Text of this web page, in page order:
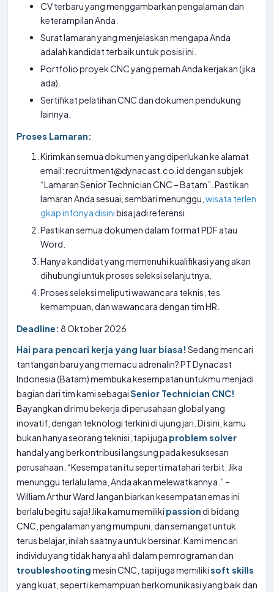
CV terbaru yang menggambarkan pengalaman dan
keterampilan Anda.
Surat lamaran yang menjelaskan mengapa Anda
adalah kandidat terbaik untuk posisi ini.
Portfolio proyek CNC yang pernah Anda kerjakan (jika
ada).
Sertifikat pelatihan CNC dan dokumen pendukung
lainnya.
Proses Lamaran:
Kirimkan semua dokumen yang diperlukan ke alamat
email: recruitment@dynacast.co.id dengan subjek
“Lamaran Senior Technician CNC – Batam”. Pastikan
lamaran Anda sesuai, sembari menunggu,wisata terlen
gkap infonya disinibisa jadi referensi.
Pastikan semua dokumen dalam format PDF atau
Word.
Hanya kandidat yang memenuhi kualifikasi yang akan
dihubungi untuk proses seleksi selanjutnya.
Proses seleksi meliputi wawancara teknis, tes
kemampuan, dan wawancara dengan tim HR.
Deadline: 8 Oktober 2026
Hai para pencari kerja yang luar biasa! Sedang mencari
tantangan baru yang memacu adrenalin? PT Dynacast
Indonesia (Batam) membuka kesempatan untukmu menjadi
bagian dari tim kami sebagaiSenior Technician CNC!
Bayangkan dirimu bekerja di perusahaan global yang
inovatif, dengan teknologi terkini di ujung jari. Di sini, kamu
bukan hanya seorang teknisi, tapi juga problem solver
handal yang berkontribusi langsung pada kesuksesan
perusahaan. “Kesempatan itu seperti matahari terbit. Jika
menunggu terlalu lama, Anda akan melewatkannya.” –
William Arthur Ward Jangan biarkan kesempatan emas ini
berlalu begitu saja! Jika kamu memiliki passiondi bidang
CNC, pengalaman yang mumpuni, dan semangat untuk
terus belajar, inilah saatnya untuk bersinar. Kami mencari
individu yang tidak hanya ahli dalam pemrograman dan
troubleshootingmesin CNC, tapi juga memilikisoft skills
yang kuat, seperti kemampuan berkomunikasi yang baik dan